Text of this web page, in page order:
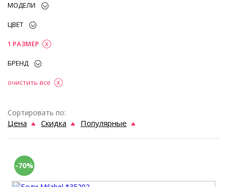
МОДЕЛИ
ЦВЕТ
1 РАЗМЕР
БРЕНД
очистить все
Сортировать по:
Цена Скидка Популярные
-70%